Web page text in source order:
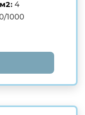
4
1000